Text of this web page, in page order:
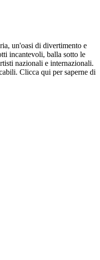
un'oasi di divertimento e
incantevoli, balla sotto le
nazionali e internazionali.
Clicca qui per saperne di